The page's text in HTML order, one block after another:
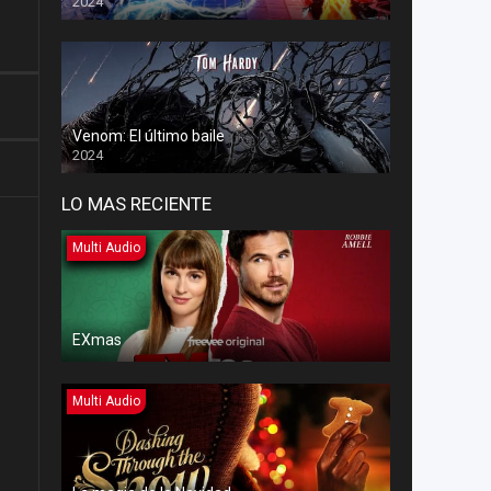
Venom: El último baile
2024
LO MAS RECIENTE
Multi Audio
EXmas
Multi Audio